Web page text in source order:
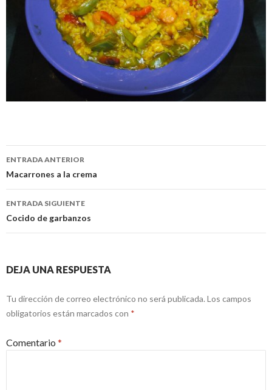
Navegación
de
entradas
ENTRADA ANTERIOR
Macarrones a la crema
ENTRADA SIGUIENTE
Cocido de garbanzos
DEJA UNA RESPUESTA
Tu dirección de correo electrónico no será publicada.Los campos
obligatorios están marcados con *
Comentario *